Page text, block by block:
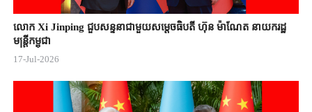
លោក Xi Jinping ជួបសន្ទនាជាមួយសម្តេចធិបតី ហ៊ុន ម៉ាណែត នាយករដ្ឋ
មន្ត្រីកម្ពុជា
17-Jul-2026